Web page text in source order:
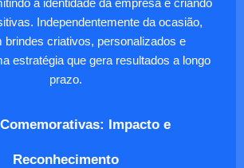
a identidade da empresa e criando
Independentemente da ocasião,
brindes criativos, personalizados e
estratégia que gera resultados a longo
prazo.
Impacto e
Reconhecimento